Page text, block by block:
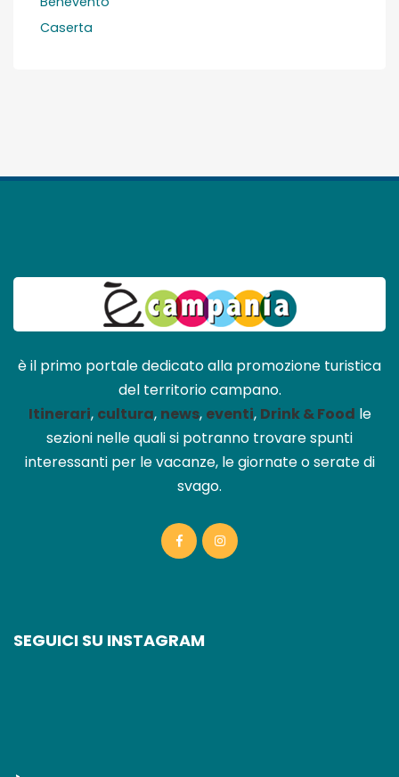
Caserta
è il primo portale dedicato alla promozione turistica
del territorio campano.
Itinerari, cultura, news, eventi, Drink & Food le
sezioni nelle quali si potranno trovare spunti
interessanti per le vacanze, le giornate o serate di
svago.
SEGUICI SU INSTAGRAM